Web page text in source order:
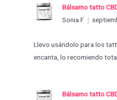
Bálsamo tatto
Sonia F
Llevo usándolo para los
encanta, lo recomiendo
Bálsamo tatto